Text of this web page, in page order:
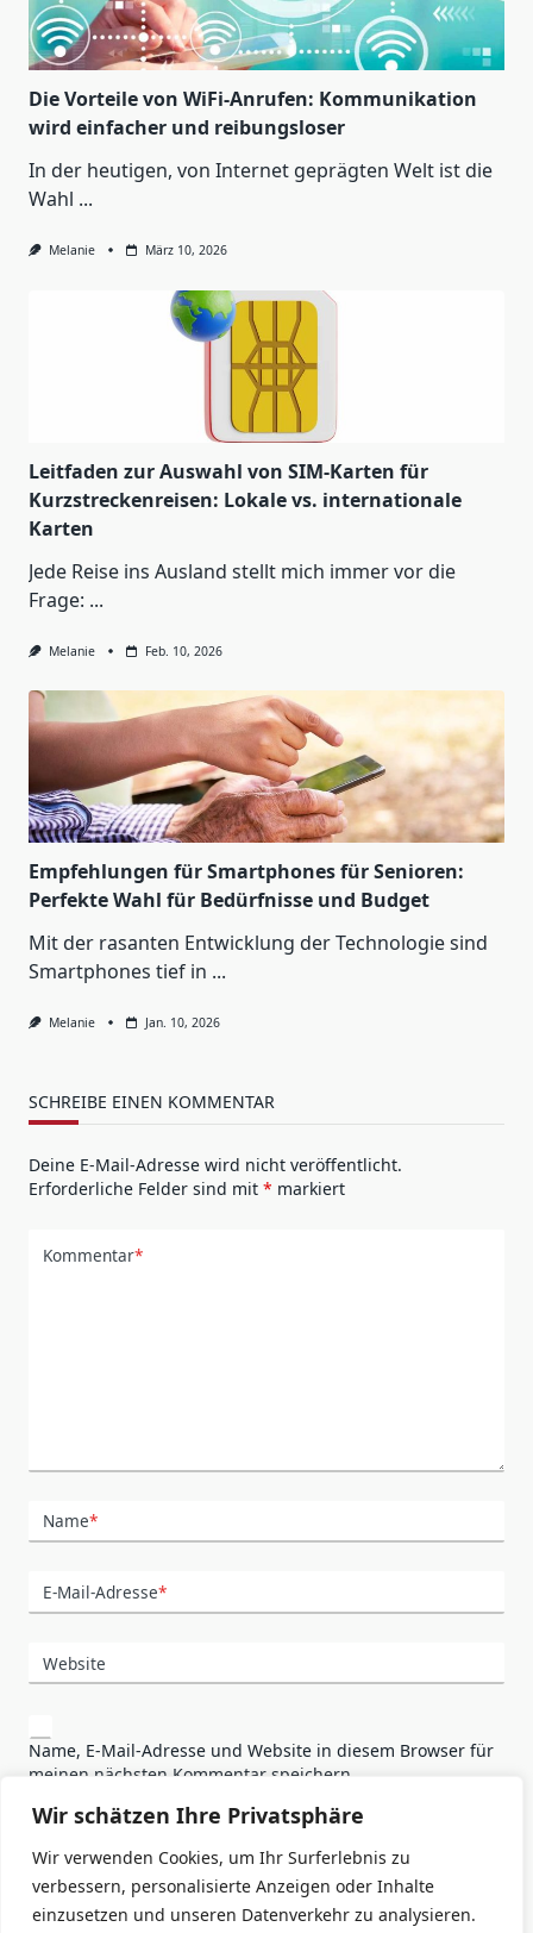
Wir schätzen Ihre Privatsphäre
Wir verwenden Cookies, um Ihr Surferlebnis zu
verbessern, personalisierte Anzeigen oder Inhalte
einzusetzen und unseren Datenverkehr zu analysieren.
Die Vorteile von WiFi-Anrufen: Kommunikation
wird einfacher und reibungsloser
In der heutigen, von Internet geprägten Welt ist die
Wahl ...
Melanie März 10, 2026
Leitfaden zur Auswahl von SIM-Karten für
Kurzstreckenreisen: Lokale vs. internationale
Karten
Jede Reise ins Ausland stellt mich immer vor die
Frage: ...
Melanie Feb. 10, 2026
Empfehlungen für Smartphones für Senioren:
Perfekte Wahl für Bedürfnisse und Budget
Mit der rasanten Entwicklung der Technologie sind
Smartphones tief in ...
Melanie Jan. 10, 2026
SCHREIBE EINEN KOMMENTAR
Deine E-Mail-Adresse wird nicht veröffentlicht.
Erforderliche Felder sind mit * markiert
Kommentar*
Name*
E-Mail-Adresse*
Website
Name, E-Mail-Adresse und Website in diesem Browser für
meinen nächsten Kommentar speichern.